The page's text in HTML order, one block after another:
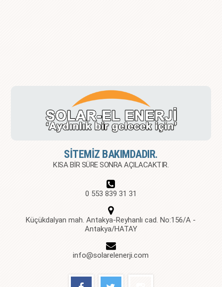
SİTEMİZ BAKIMDADIR.
KISA BİR SÜRE SONRA AÇILACAKTIR.
0 553 839 31 31
Küçükdalyan mah. Antakya-Reyhanlı cad. No:156/A -
Antakya/HATAY
info@solarelenerji.com